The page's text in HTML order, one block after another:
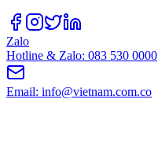
Zalo
Hotline & Zalo: 083 530 0000
Email: info@vietnam.com.co